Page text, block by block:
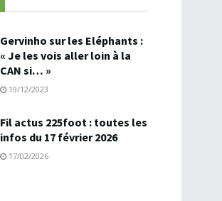
Gervinho sur les Eléphants :
« Je les vois aller loin à la
CAN si… »
19/12/2023
Fil actus 225foot : toutes les
infos du 17 février 2026
17/02/2026